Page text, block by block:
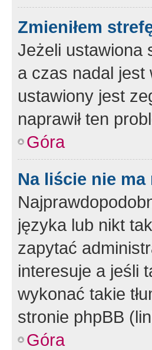
Zmieniłem
Jeżeli ustawiona
a czas nadal jest
ustawiony jest
naprawił ten
Góra
Na liście nie
języka lub nikt
zapytać
interesuje a jeśli
wykonać takie
stronie phpBB
Góra